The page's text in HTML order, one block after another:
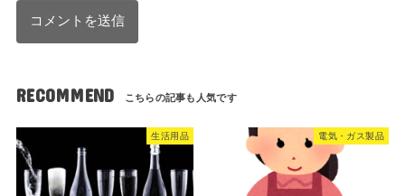
RECOMMEND
生活用品 電気・ガス製品